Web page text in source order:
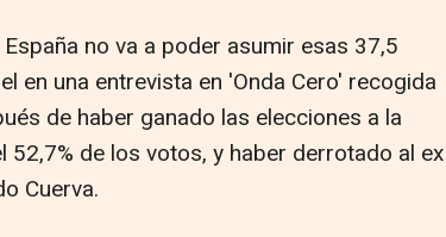
no va a poder asumir esas 37,5
en una entrevista en 'Onda Cero' recogida
de haber ganado las elecciones a la
52,7% de los votos, y haber derrotado al ex
Cuerva.